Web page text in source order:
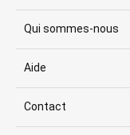
Qui sommes-nous
Aide
Contact